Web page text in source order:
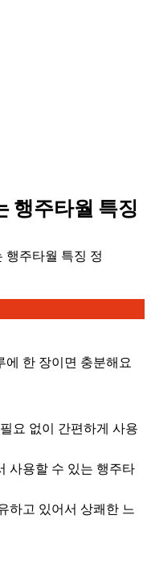
행주타월 특징
에 한 장이면 충분해요
요 없이 간편하게 사용
사용할 수 있는 행주타
하고 있어서 상쾌한 느